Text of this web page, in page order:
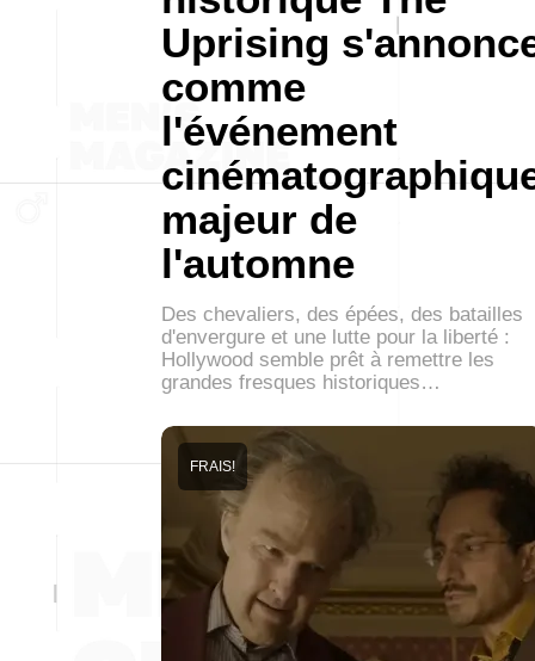
Uprising
comme
l'événement
majeur de
l'automne
Des chevaliers, des épées, des batailles
d'envergure et une lutte pour la liberté :
Hollywood semble prêt à remettre les
grandes fresques historiques…
FRAIS!